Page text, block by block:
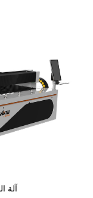
آلة